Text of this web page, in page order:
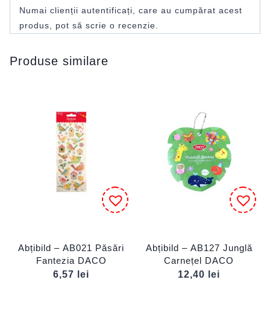
Numai clienții autentificați, care au cumpărat acest
produs, pot să scrie o recenzie.
Produse similare
Abțibild – AB021 Păsări
Fantezia DACO
6,57
lei
Abțibild – AB127 Junglă
Carnețel DACO
12,40
lei